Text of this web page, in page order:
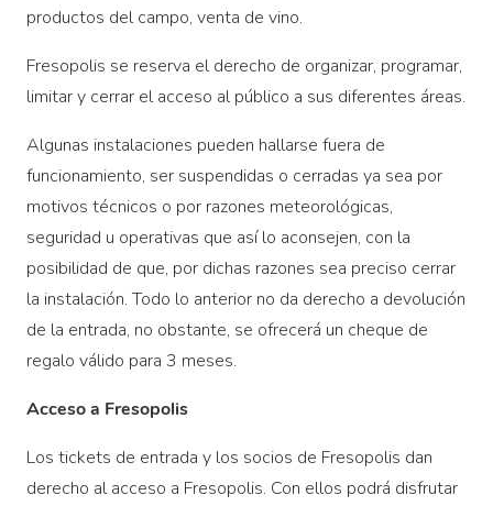
productos del campo, venta de vino.
Fresopolis se reserva el derecho de organizar, programar,
limitar y cerrar el acceso al público a sus diferentes áreas.
Algunas instalaciones pueden hallarse fuera de
funcionamiento, ser suspendidas o cerradas ya sea por
motivos técnicos o por razones meteorológicas,
seguridad u operativas que así lo aconsejen, con la
posibilidad de que, por dichas razones sea preciso cerrar
la instalación. Todo lo anterior no da derecho a devolución
de la entrada, no obstante, se ofrecerá un cheque de
regalo válido para 3 meses.
Acceso a Fresopolis
Los tickets de entrada y los socios de Fresopolis dan
derecho al acceso a Fresopolis. Con ellos podrá disfrutar